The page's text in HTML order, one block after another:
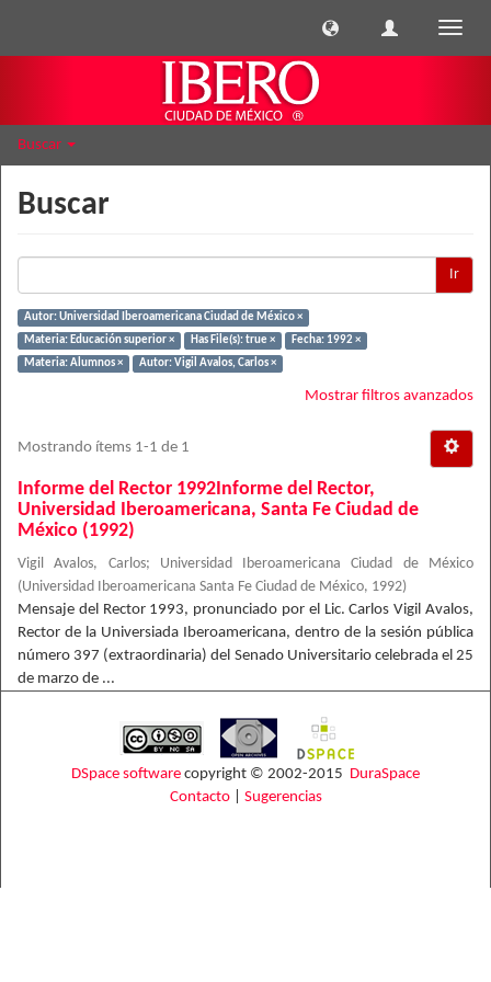
Buscar
Buscar
Ir
Autor: Universidad Iberoamericana Ciudad de México ×
Materia: Educación superior ×
Has File(s): true ×
Fecha: 1992 ×
Materia: Alumnos ×
Autor: Vigil Avalos, Carlos ×
Mostrar filtros avanzados
Mostrando ítems 1-1 de 1
Informe del Rector 1992Informe del Rector,
Universidad Iberoamericana, Santa Fe Ciudad de
México (1992)
Vigil Avalos, Carlos; Universidad Iberoamericana Ciudad de México
(Universidad Iberoamericana Santa Fe Ciudad de México, 1992)
Mensaje del Rector 1993, pronunciado por el Lic. Carlos Vigil Avalos,
Rector de la Universiada Iberoamericana, dentro de la sesión pública
número 397 (extraordinaria) del Senado Universitario celebrada el 25
de marzo de ...
DSpace software copyright © 2002-2015 DuraSpace
Contacto| Sugerencias